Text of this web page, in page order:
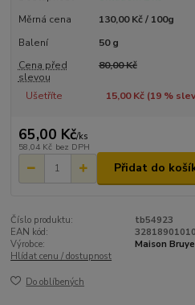
Měrná cena
130,00 Kč / 100g
Balení
50 g
Cena před
slevou
80,00 Kč
Ušetříte 15,00 Kč (19%
65,00 Kč/ks
58,04 Kč bez DPH
Přidat do
Číslo produktu:
tb54923
EAN kód:
Výrobce:
Maison
Hlídat cenu / dostupnost
Do oblíbených